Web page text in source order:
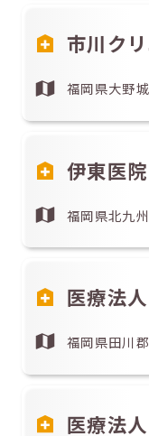
市川ク
福岡県大野
伊東医院
福岡県北九
医療法
福岡県田川
医療法